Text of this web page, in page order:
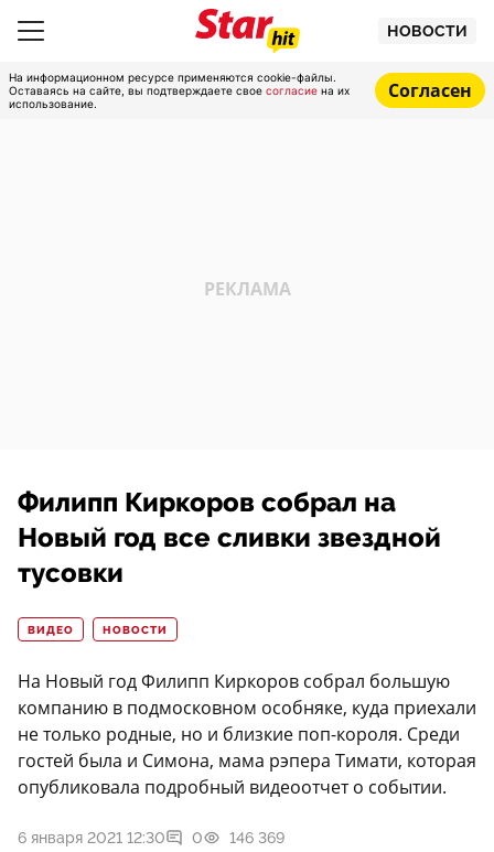
НОВОСТИ
На информационном ресурсе применяются cookie-файлы.
Оставаясь на сайте, вы подтверждаете свое согласие на их
использование.
Согласен
Филипп Киркоров собрал на
Новый год все сливки звездной
тусовки
ВИДЕО НОВОСТИ
На Новый год Филипп Киркоров собрал большую
компанию в подмосковном особняке, куда приехали
не только родные, но и близкие поп-короля. Среди
гостей была и Симона, мама рэпера Тимати, которая
опубликовала подробный видеоотчет о событии.
6 января 2021 12:30 0 146 369